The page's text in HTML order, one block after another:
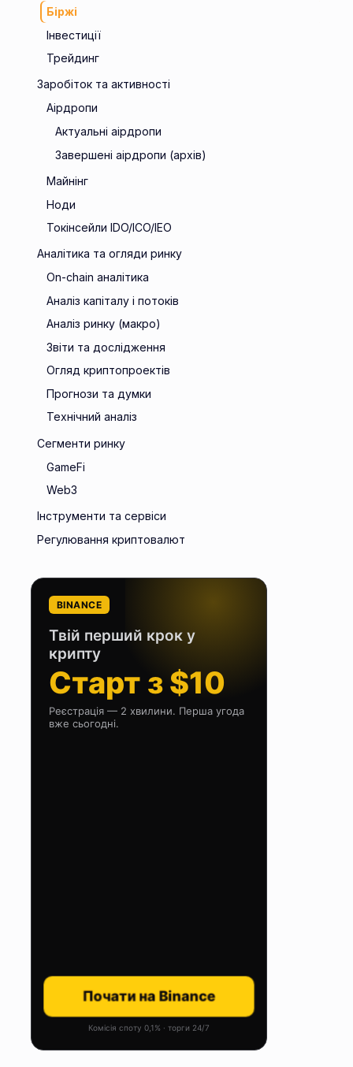
Біржі
Інвестиції
Трейдинг
Заробіток та активності
Аірдропи
Актуальні аірдропи
Завершені аірдропи (архів)
Майнінг
Ноди
Токінсейли IDO/ICO/IEO
Аналітика та огляди ринку
On-chain аналітика
Аналіз капіталу і потоків
Аналіз ринку (макро)
Звіти та дослідження
Огляд криптопроектів
Прогнози та думки
Технічний аналіз
Сегменти ринку
GameFi
Web3
Інструменти та сервіси
Регулювання криптовалют
BINANCE
Твій перший крок у
крипту
Старт з $10
Реєстрація — 2 хвилини. Перша угода
вже сьогодні.
Почати на Binance
Комісія споту 0,1% · торги 24/7